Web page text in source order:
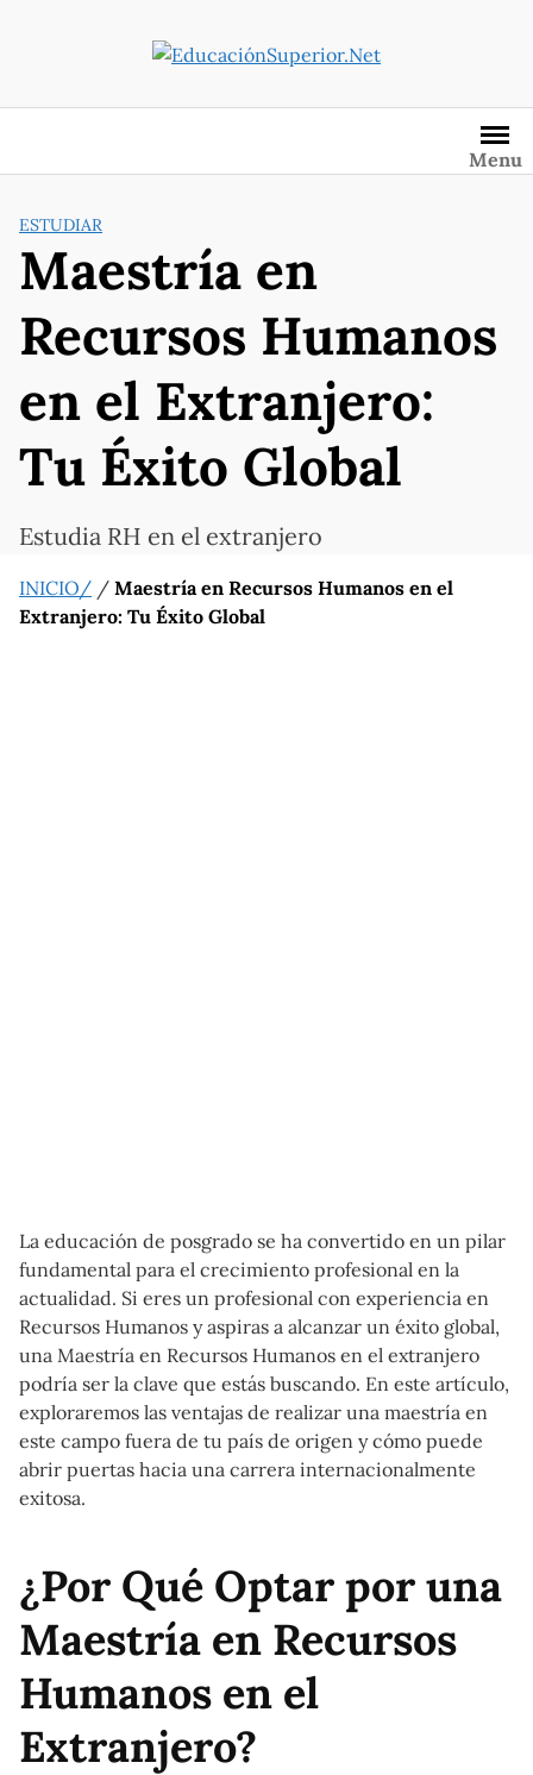
Menu
ESTUDIAR
Maestría en
Recursos Humanos
en el Extranjero:
Tu Éxito Global
Estudia RH en el extranjero
INICIO/ / Maestría en Recursos Humanos en el
Extranjero: Tu Éxito Global
La educación de posgrado se ha convertido en un pilar
fundamental para el crecimiento profesional en la
actualidad. Si eres un profesional con experiencia en
Recursos Humanos y aspiras a alcanzar un éxito global,
una Maestría en Recursos Humanos en el extranjero
podría ser la clave que estás buscando. En este artículo,
exploraremos las ventajas de realizar una maestría en
este campo fuera de tu país de origen y cómo puede
abrir puertas hacia una carrera internacionalmente
exitosa.
¿Por Qué Optar por una
Maestría en Recursos
Humanos en el
Extranjero?